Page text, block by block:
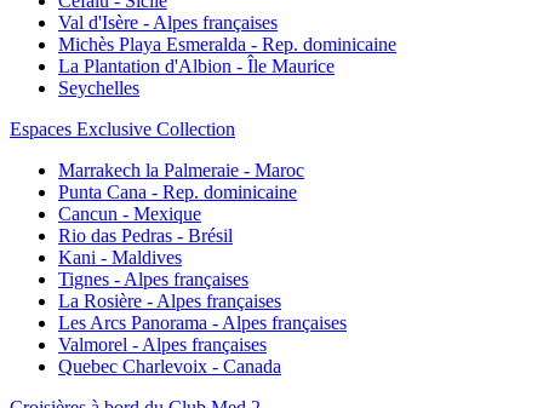
Val d'Isère - Alpes françaises
Michès Playa Esmeralda - Rep. dominicaine
La Plantation d'Albion - Île Maurice
Seychelles
Espaces Exclusive Collection
Marrakech la Palmeraie - Maroc
Punta Cana - Rep. dominicaine
Cancun - Mexique
Rio das Pedras - Brésil
Kani - Maldives
Tignes - Alpes françaises
La Rosière - Alpes françaises
Les Arcs Panorama - Alpes françaises
Valmorel - Alpes françaises
Quebec Charlevoix - Canada